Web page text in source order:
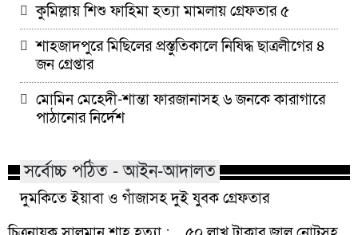
কুমিল্লায় শিশু ফাহিমা হত্যা মামলায় গ্রেফতার ৫
শাহজাদপুরে মিছিলের প্রস্তুতিকালে নিষিদ্ধ ছাত্রলীগের ৪
জন গ্রেপ্তার
মোমিন মেহেদী-শান্তা ফারজানাসহ ৬ জনকে কারাগারে
পাঠানোর নির্দেশ
সর্বোচ্চ পঠিত - আইন-আদালত
দুমকিতে ইয়াবা ও গাঁজাসহ দুই যুবক গ্রেফতার